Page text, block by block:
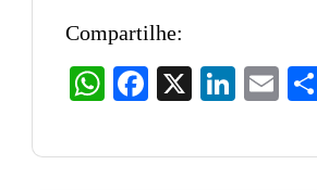
Compartilhe:
WhatsAppFacebook LinkedIn
Email